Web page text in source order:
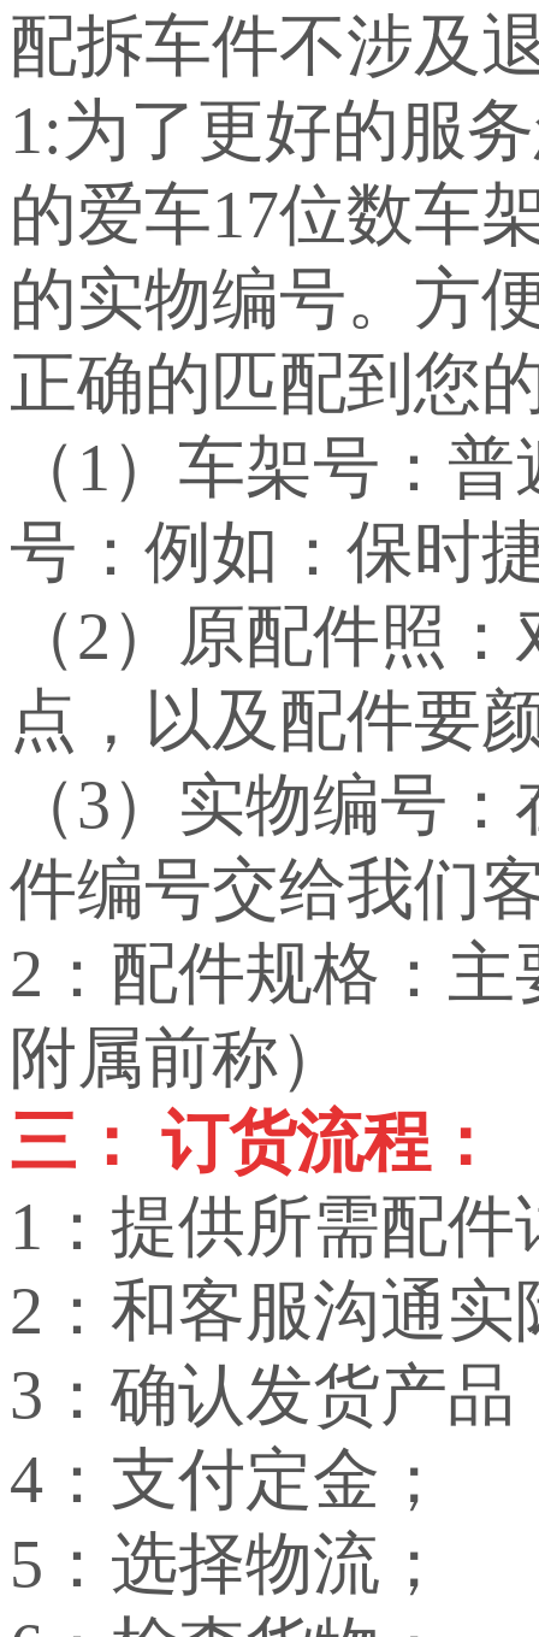
配拆车件不涉及
1:为了更好的服
的爱车17位数车
的实物编号。方
正确的匹配到您
（1）车架号：
号：例如：保时
（2）原配件照
点，以及配件要
（3）实物编号
件编号交给我们
2：配件规格：
附属前称）
三： 订货流程：
1：提供所需配
2：和客服沟通实
3：确认发货产品
4：支付定金；
5：选择物流；